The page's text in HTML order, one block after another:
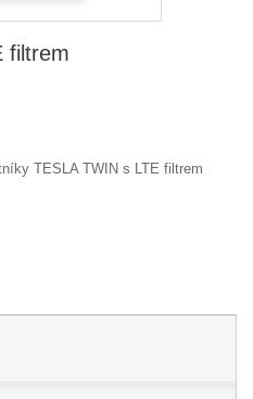
filtrem
TESLA TWIN s LTE filtrem